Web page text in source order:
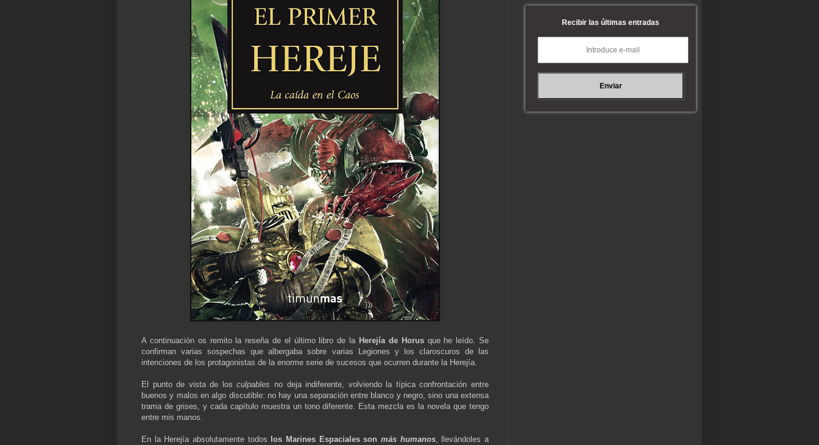
A continuación os remito la reseña de el último libro de la Herejía de Horusque he leído. Se
confirman varias sospechas que albergaba sobre varias Legiones y los claroscuros de las
intenciones de los protagonistas de la enorme serie de sucesos que ocurren durante la Herejía.
El punto de vista de losculpables no deja indiferente, volviendo la típica confrontación entre
buenos y malos en algo discutible: no hay una separación entre blanco y negro, sino una extensa
trama de grises, y cada capítulo muestra un tono diferente. Esta mezcla es la novela que tengo
entre mis manos.
En la Herejía absolutamente todos los Marines Espaciales sonmás humanos, llevándoles a
Recibir las últimas entradas